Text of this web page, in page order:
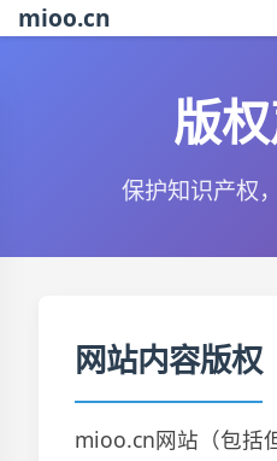
mioo.cn
版
保护知识产权
网站内容版权
mioo.cn网站（包括